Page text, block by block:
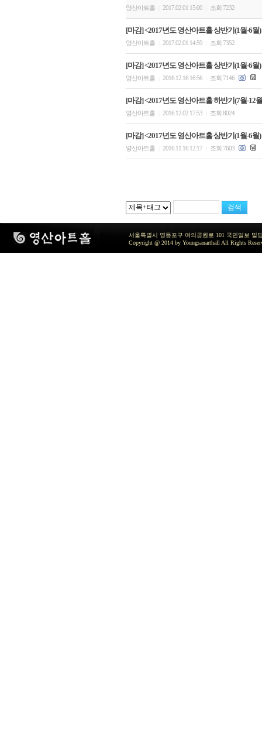
영산아트홀 2017.02.01 15:00 조회 7232
[마감] <2017년도 영산아트홀 상반기(1월-6월
영산아트홀 2017.02.01 14:59 조회 7352
[마감] <2017년도 영산아트홀 상반기(1월-6월
영산아트홀 2016.12.16 16:56 조회 7146
[마감] <2017년도 영산아트홀 하반기(7월-12
영산아트홀 2016.12.02 17:53 조회 8024
[마감] <2017년도 영산아트홀 상반기(1월-6월
영산아트홀 2016.11.16 12:17 조회 7603
서울특별시 영등포구 여의공원로 101 국민일보 빌
Copyright @ 2014 by Youngsanarthall All Rights